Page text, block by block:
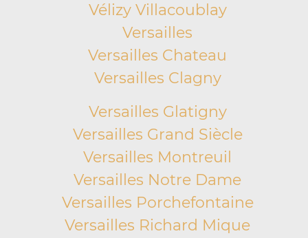
Vélizy Villacoublay
Versailles
Versailles Chateau
Versailles Clagny
Versailles Glatigny
Versailles Grand Siècle
Versailles Montreuil
Versailles Notre Dame
Versailles Porchefontaine
Versailles Richard Mique